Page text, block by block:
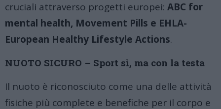
cruciali attraverso progetti europei: ABC for
mental health, Movement Pills e EHLA-
European Healthy Lifestyle Actions.
NUOTO SICURO – Sport sì, ma con la testa
Il nuoto è riconosciuto come una delle attività
fisiche più complete e benefiche per il corpo e